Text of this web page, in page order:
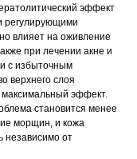
эффект
регулирующими
влияет на оживление
при лечении акне и
с избыточным
верхнего слоя
максимальный эффект.
становится менее
морщин, и кожа
независимо от